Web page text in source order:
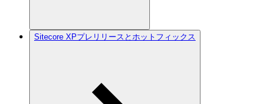
Sitecore XPプレリリースとホットフィックス